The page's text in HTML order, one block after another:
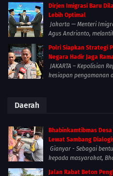
Dirjen Imigrasi Baru
Lebih Optimal
Jakarta — Menteri
Agus Andrianto,
Polri Siapkan Strategi
Negara Hadir Jaga
JAKARTA – Kepolisian
kesiapan pengamanan
Daerah
Bhabinkamtibmas
Lewat Sambang
Gianyar - Sebagai
kepada masyarakat,
Jalan Rabat Beton